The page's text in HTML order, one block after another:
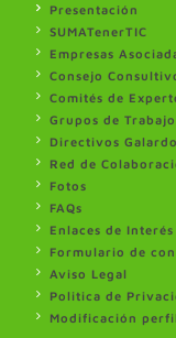
Presentación
SUMATenerTIC
Empresas
Consejo
Comités de
Grupos de Trabajo
Directivos
Red de
Fotos
FAQs
Enlaces de Interés
Formulario de
Aviso Legal
Politica de
Modificación